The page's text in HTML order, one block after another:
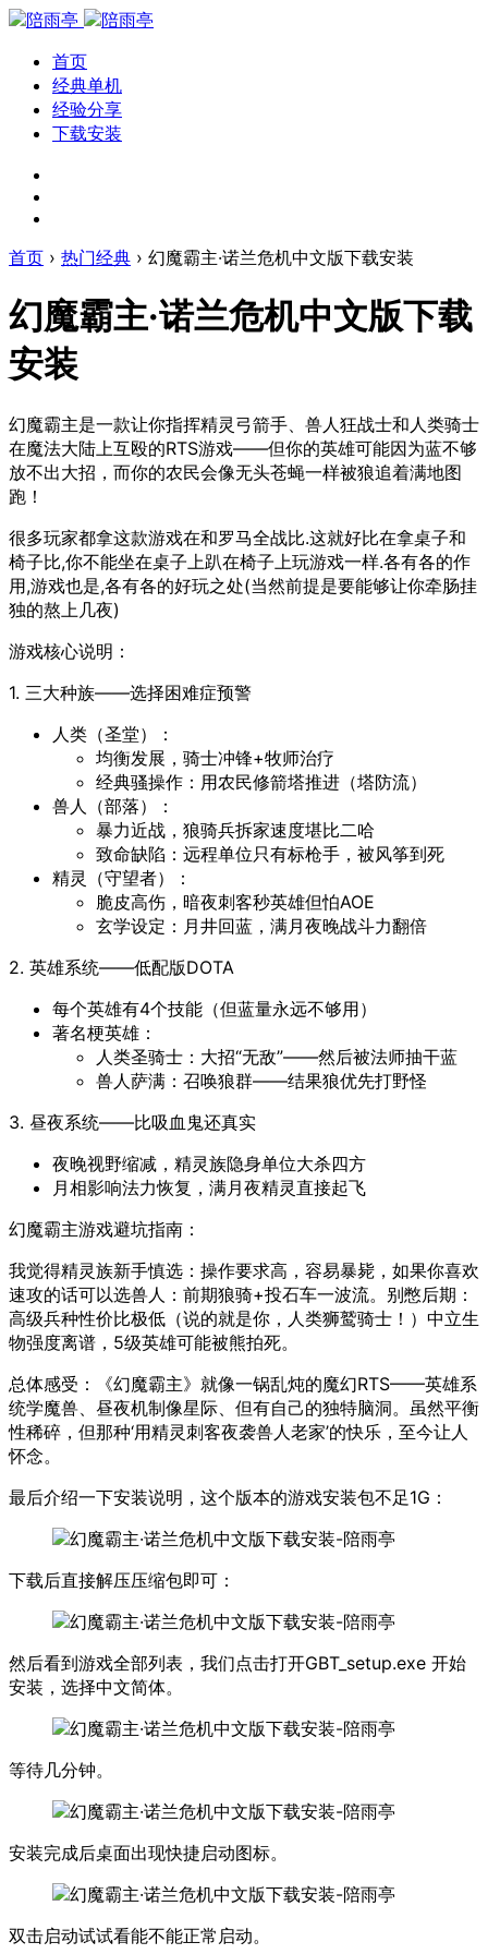
首页
经典单机
经验分享
下载安装
首页 › 热门经典 › 幻魔霸主·诺兰危机中文版下载安装
幻魔霸主·诺兰危机中文版下载
安装
幻魔霸主是一款让你指挥精灵弓箭手、兽人狂战士和人类骑士
在魔法大陆上互殴的RTS游戏——但你的英雄可能因为蓝不够
放不出大招，而你的农民会像无头苍蝇一样被狼追着满地图
跑！
很多玩家都拿这款游戏在和罗马全战比.这就好比在拿桌子和
椅子比,你不能坐在桌子上趴在椅子上玩游戏一样.各有各的作
用,游戏也是,各有各的好玩之处(当然前提是要能够让你牵肠挂
独的熬上几夜)
游戏核心说明：
1. 三大种族——选择困难症预警
人类（圣堂）：
均衡发展，骑士冲锋+牧师治疗
经典骚操作：用农民修箭塔推进（塔防流）
兽人（部落）：
暴力近战，狼骑兵拆家速度堪比二哈
致命缺陷：远程单位只有标枪手，被风筝到死
精灵（守望者）：
脆皮高伤，暗夜刺客秒英雄但怕AOE
玄学设定：月井回蓝，满月夜晚战斗力翻倍
2. 英雄系统——低配版DOTA
每个英雄有4个技能（但蓝量永远不够用）
著名梗英雄：
人类圣骑士：大招“无敌”——然后被法师抽干蓝
兽人萨满：召唤狼群——结果狼优先打野怪
3. 昼夜系统——比吸血鬼还真实
夜晚视野缩减，精灵族隐身单位大杀四方
月相影响法力恢复，满月夜精灵直接起飞
幻魔霸主游戏避坑指南：
我觉得精灵族新手慎选：操作要求高，容易暴毙，如果你喜欢
速攻的话可以选兽人：前期狼骑+投石车一波流。别憋后期：
高级兵种性价比极低（说的就是你，人类狮鹫骑士！）中立生
物强度离谱，5级英雄可能被熊拍死。
总体感受：《幻魔霸主》就像一锅乱炖的魔幻RTS——英雄系
统学魔兽、昼夜机制像星际、但有自己的独特脑洞。虽然平衡
性稀碎，但那种‘用精灵刺客夜袭兽人老家’的快乐，至今让人
怀念。
最后介绍一下安装说明，这个版本的游戏安装包不足1G：
下载后直接解压压缩包即可：
然后看到游戏全部列表，我们点击打开GBT_setup.exe 开始
安装，选择中文简体。
等待几分钟。
安装完成后桌面出现快捷启动图标。
双击启动试试看能不能正常启动。